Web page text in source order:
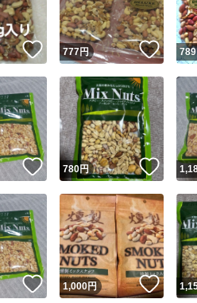
いいね！
777円 いい789
いいね！
780円 いい
いいね！
1,000円 いい